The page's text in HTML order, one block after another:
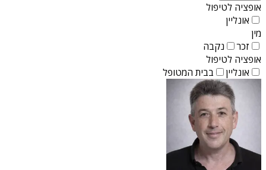
אופציה לטיפול
אונליין
מין
זכר
נקבה
אופציה לטיפול
אונליין
בבית המטופל